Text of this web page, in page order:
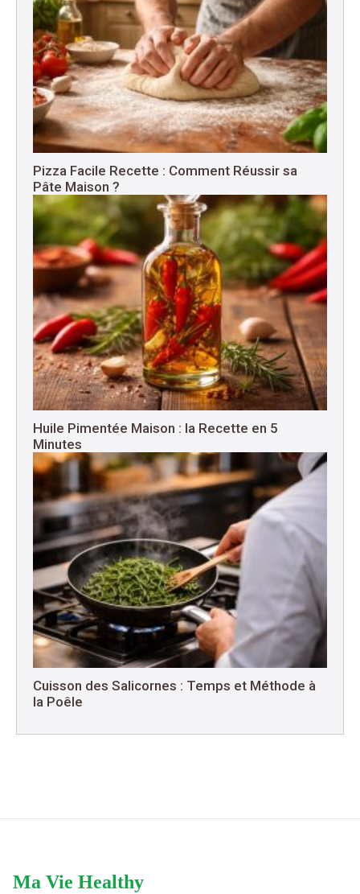
Pizza Facile Recette : Comment Réussir sa
Pâte Maison ?
Huile Pimentée Maison : la Recette en 5
Minutes
Cuisson des Salicornes : Temps et Méthode à
la Poêle
Ma Vie Healthy